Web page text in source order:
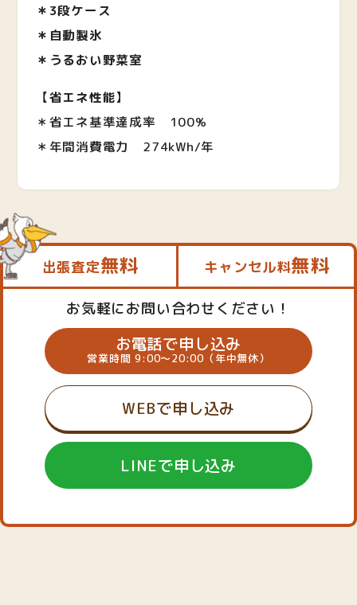
＊3段ケース
＊自動製氷
＊ うるおい野菜室
【省エネ性能】
＊省エネ基準達成率 100%
＊年間消費電力 274kWh/年
出張査定無料 キャンセル料無料
お気軽にお問い合わせください！
お電話で申し込み
営業時間 9:00～20:00（年中無休）
WEBで申し込み
LINEで申し込み